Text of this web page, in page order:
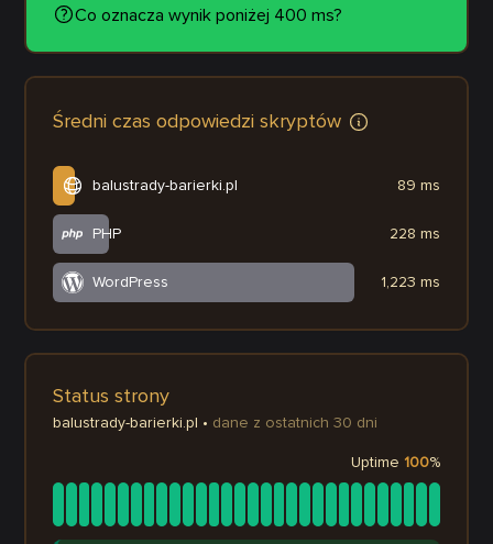
Co oznacza wynik poniżej 400 ms?
Średni czas odpowiedzi skryptów
balustrady-barierki.pl
PHP
WordPress
89 ms
228 ms
1,223 ms
Status strony
balustrady-barierki.pl • dane z ostatnich 30 dni
Uptime 100%